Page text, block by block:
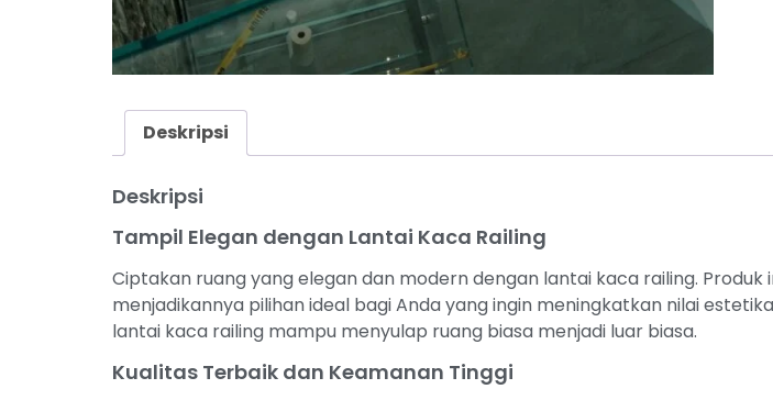
Deskripsi
Deskripsi
Tampil Elegan dengan Lantai Kaca Railing
Ciptakan ruang yang elegan dan modern dengan lantai kaca railing.
menjadikannya pilihan ideal bagi Anda yang ingin meningkatkan nilai
lantai kaca railing mampu menyulap ruang biasa menjadi luar biasa.
Kualitas Terbaik dan Keamanan Tinggi